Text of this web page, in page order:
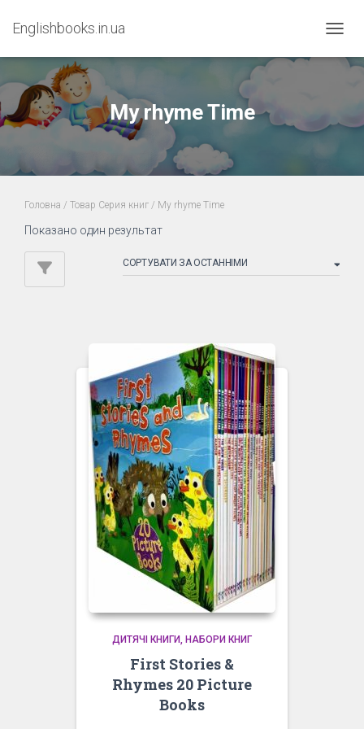
Englishbooks.in.ua
My rhyme Time
Головна / Товар Серия книг / My rhyme Time
Показано один результат
ДИТЯЧІ КНИГИ НАБОРИ КНИГ
First Stories &
Rhymes 20 Picture
Books